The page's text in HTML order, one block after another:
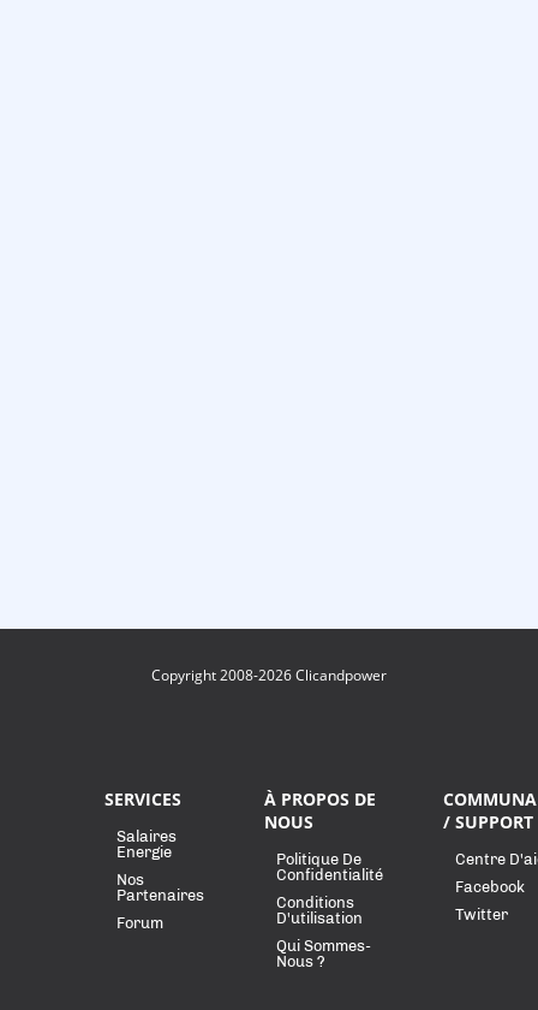
Copyright 2008-2026 Clicandpower
SERVICES
Salaires
Energie
Nos
Partenaires
Forum
À PROPOS DE
NOUS
Politique De
Confidentialité
Conditions
D'utilisation
Qui Sommes-
Nous ?
/ SUPPORT
Centre
Facebook
Twitter